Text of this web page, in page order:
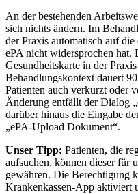
An der bestehenden
sich nichts ändern. Im
der Praxis automatisch auf
ePA nicht widersprochen hat.
Gesundheitskarte in der
Behandlungskontext dauert
Patienten auch verkürzt oder
Änderung entfällt der Dialog
darüber hinaus die Eingabe
„ePA-Upload Dokument“.
Unser Tipp: Patienten, die
aufsuchen, können dieser für
gewähren. Die Berechtigung
Krankenkassen-App aktiviert